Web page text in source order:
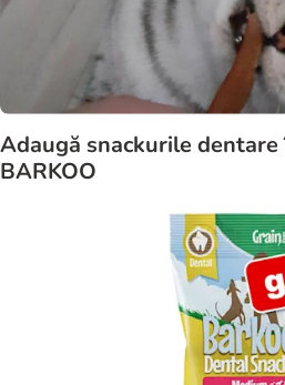
Adaugă snackurile dentare
BARKOO